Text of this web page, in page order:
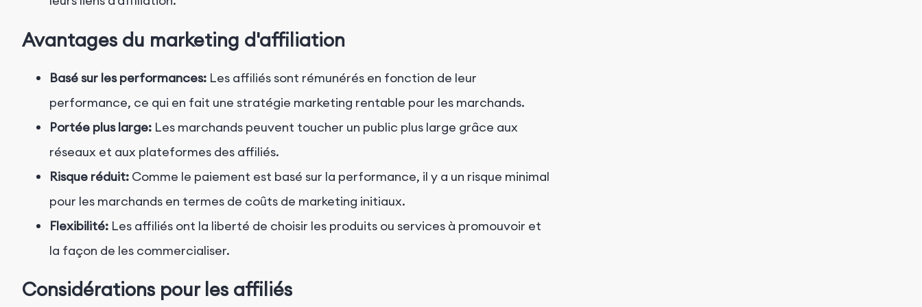
Avantages du marketing d'affiliation
Basé sur les performances: Les affiliés sont rémunérés en fonction de leur
performance, ce qui en fait une stratégie marketing rentable pour les marchands.
Portée plus large: Les marchands peuvent toucher un public plus large grâce aux
réseaux et aux plateformes des affiliés.
Risque réduit: Comme le paiement est basé sur la performance, il y a un risque minimal
pour les marchands en termes de coûts de marketing initiaux.
Flexibilité: Les affiliés ont la liberté de choisir les produits ou services à promouvoir et
la façon de les commercialiser.
Considérations pour les affiliés